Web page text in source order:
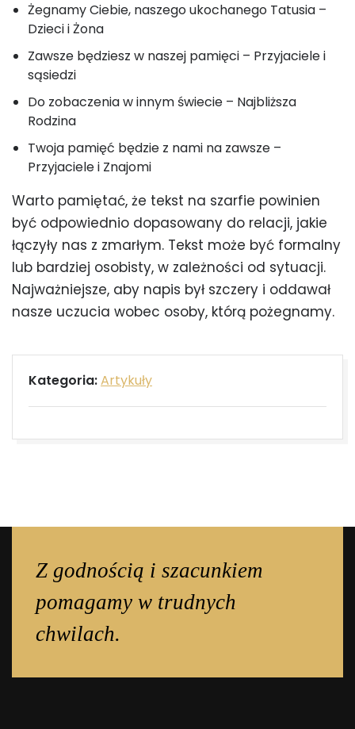
Żegnamy Ciebie, naszego ukochanego Tatusia –
Dzieci i Żona
Zawsze będziesz w naszej pamięci – Przyjaciele i
sąsiedzi
Do zobaczenia w innym świecie – Najbliższa
Rodzina
Twoja pamięć będzie z nami na zawsze –
Przyjaciele i Znajomi
Warto pamiętać, że tekst na szarfie powinien
być odpowiednio dopasowany do relacji, jakie
łączyły nas z zmarłym. Tekst może być formalny
lub bardziej osobisty, w zależności od sytuacji.
Najważniejsze, aby napis był szczery i oddawał
nasze uczucia wobec osoby, którą pożegnamy.
Kategoria:Artykuły
Z godnością i szacunkiem
pomagamy w trudnych
chwilach.